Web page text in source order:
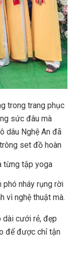
trong trang phục
sức đâu mà
dâu Nghệ An đã
set đồ hoàn
từng tập yoga
phó nháy rụng rời
vì nghệ thuật mà.
dài cưới rẻ, đẹp
để được chỉ tận